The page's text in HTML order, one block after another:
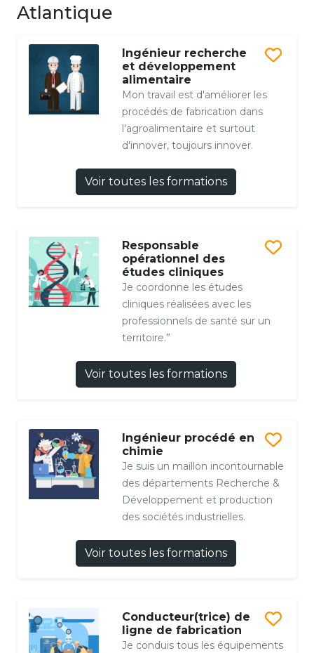
Atlantique
Ingénieur recherche
et développement
alimentaire
Mon travail est d'améliorer les
procédés de fabrication dans
l'agroalimentaire et surtout
d'innover, toujours innover.
Voir toutes les formations
Responsable
opérationnel des
études cliniques
Je coordonne les études
cliniques réalisées avec les
professionnels de santé sur un
territoire.”
Voir toutes les formations
Ingénieur procédé en
chimie
Je suis un maillon incontournable
des départements Recherche &
Développement et production
des sociétés industrielles.
Voir toutes les formations
Conducteur(trice) de
ligne de fabrication
Je conduis tous les équipements